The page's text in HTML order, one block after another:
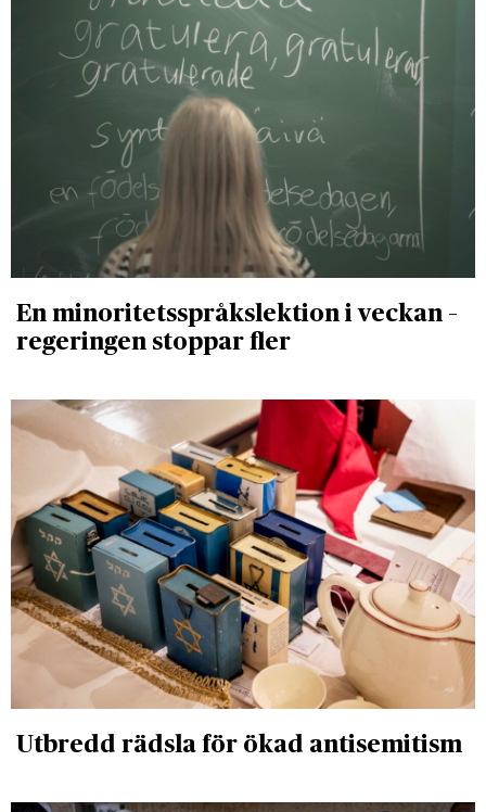
En minoritetsspråkslektion i veckan –
regeringen stoppar fler
Utbredd rädsla för ökad antisemitism